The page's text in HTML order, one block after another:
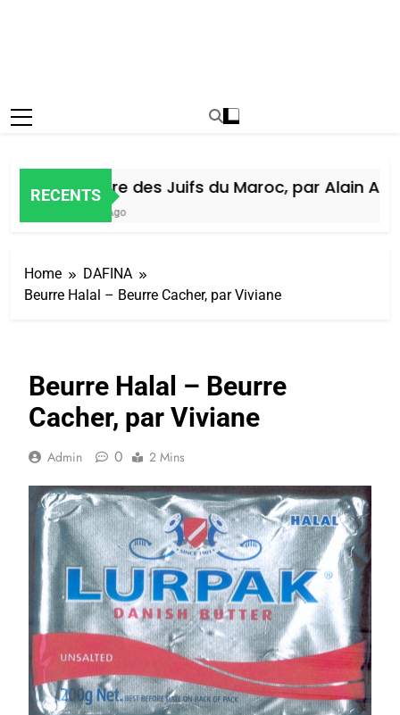
RECENTS
Histoire des Juifs du Maroc, par Alain Amiel
Home
DAFINA
Beurre Halal – Beurre Cacher, par Viviane
Beurre Halal – Beurre
Cacher, par Viviane
Admin 0 2 Mins